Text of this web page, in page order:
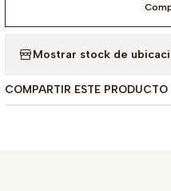
Mostrar stock de
COMPARTIR ESTE PRODUCTO